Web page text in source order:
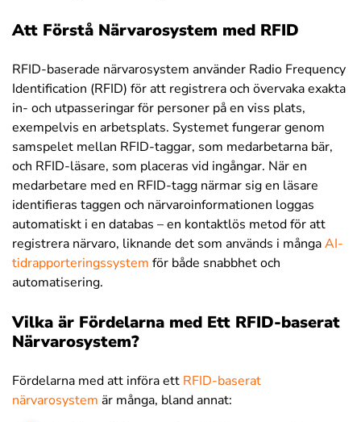
Att Förstå Närvarosystem med RFID
RFID-baserade närvarosystem använder Radio Frequency
Identification (RFID) för att registrera och övervaka exakta
in- och utpasseringar för personer på en viss plats,
exempelvis en arbetsplats. Systemet fungerar genom
samspelet mellan RFID-taggar, som medarbetarna bär,
och RFID-läsare, som placeras vid ingångar. När en
medarbetare med en RFID-tagg närmar sig en läsare
identifieras taggen och närvaroinformationen loggas
automatiskt i en databas – en kontaktlös metod för att
registrera närvaro, liknande det som används i mångaAI-
tidrapporteringssystem för både snabbhet och
automatisering.
Vilka är Fördelarna med Ett RFID-baserat
Närvarosystem?
Fördelarna med att införa ett RFID-baserat
närvarosystem är många, bland annat: